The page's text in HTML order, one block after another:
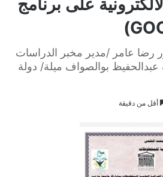
رضا عامر /مدير مخبر الدراسات
عبدالحفيظ بوالصواف ميلة/ دولة
أقل من دقيقة